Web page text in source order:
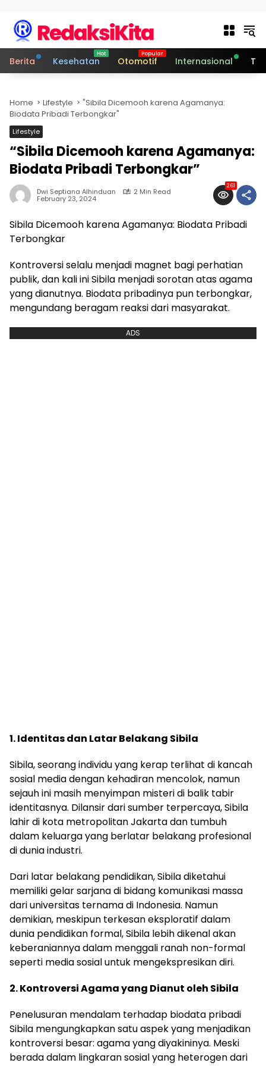
Berita Kesehatan Otomotif Internasional
Home Lifestyle
"Sibila Dicemooh karena Agamanya:
Biodata Pribadi Terbongkar"
Lifestyle
“Sibila Dicemooh karena Agamanya:
Biodata Pribadi Terbongkar”
Dwi Septiana Alhinduan 2 Min Read
February 23, 2024
261
Sibila Dicemooh karena Agamanya: Biodata Pribadi
Terbongkar
Kontroversi selalu menjadi magnet bagi perhatian
publik, dan kali ini Sibila menjadi sorotan atas agama
yang dianutnya. Biodata pribadinya pun terbongkar,
mengundang beragam reaksi dari masyarakat.
ADS
1. Identitas dan Latar Belakang Sibila
Sibila, seorang individu yang kerap terlihat di kancah
sosial media dengan kehadiran mencolok, namun
sejauh ini masih menyimpan misteri di balik tabir
identitasnya. Dilansir dari sumber terpercaya, Sibila
lahir di kota metropolitan Jakarta dan tumbuh
dalam keluarga yang berlatar belakang profesional
di dunia industri.
Dari latar belakang pendidikan, Sibila diketahui
memiliki gelar sarjana di bidang komunikasi massa
dari universitas ternama di Indonesia. Namun
demikian, meskipun terkesan eksploratif dalam
dunia pendidikan formal, Sibila lebih dikenal akan
keberaniannya dalam menggali ranah non-formal
seperti media sosial untuk mengekspresikan diri.
2. Kontroversi Agama yang Dianut oleh Sibila
Penelusuran mendalam terhadap biodata pribadi
Sibila mengungkapkan satu aspek yang menjadikan
kontroversi besar: agama yang diyakininya. Meski
berada dalam lingkaran sosial yang heterogen dari